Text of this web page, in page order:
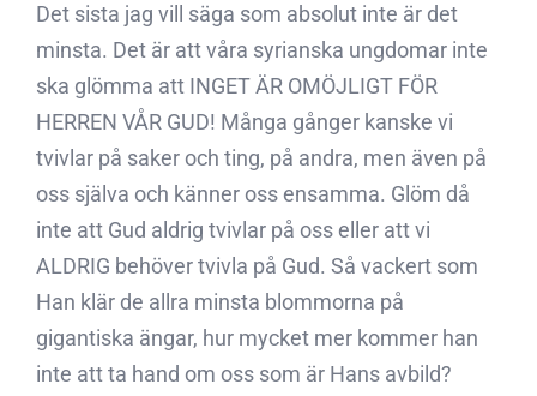
Det sista jag vill säga som absolut inte är det
minsta. Det är att våra syrianska ungdomar inte
ska glömma att INGET ÄR OMÖJLIGT FÖR
HERREN VÅR GUD! Många gånger kanske vi
tvivlar på saker och ting, på andra, men även på
oss själva och känner oss ensamma. Glöm då
inte att Gud aldrig tvivlar på oss eller att vi
ALDRIG behöver tvivla på Gud. Så vackert som
Han klär de allra minsta blommorna på
gigantiska ängar, hur mycket mer kommer han
inte att ta hand om oss som är Hans avbild?